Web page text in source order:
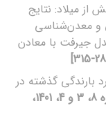
از میلاد: نتایج
و معدن‌شناسی
جیرفت با معادن
بارندگی گذشته در
[دوره 8، 3 و 4، 1401،